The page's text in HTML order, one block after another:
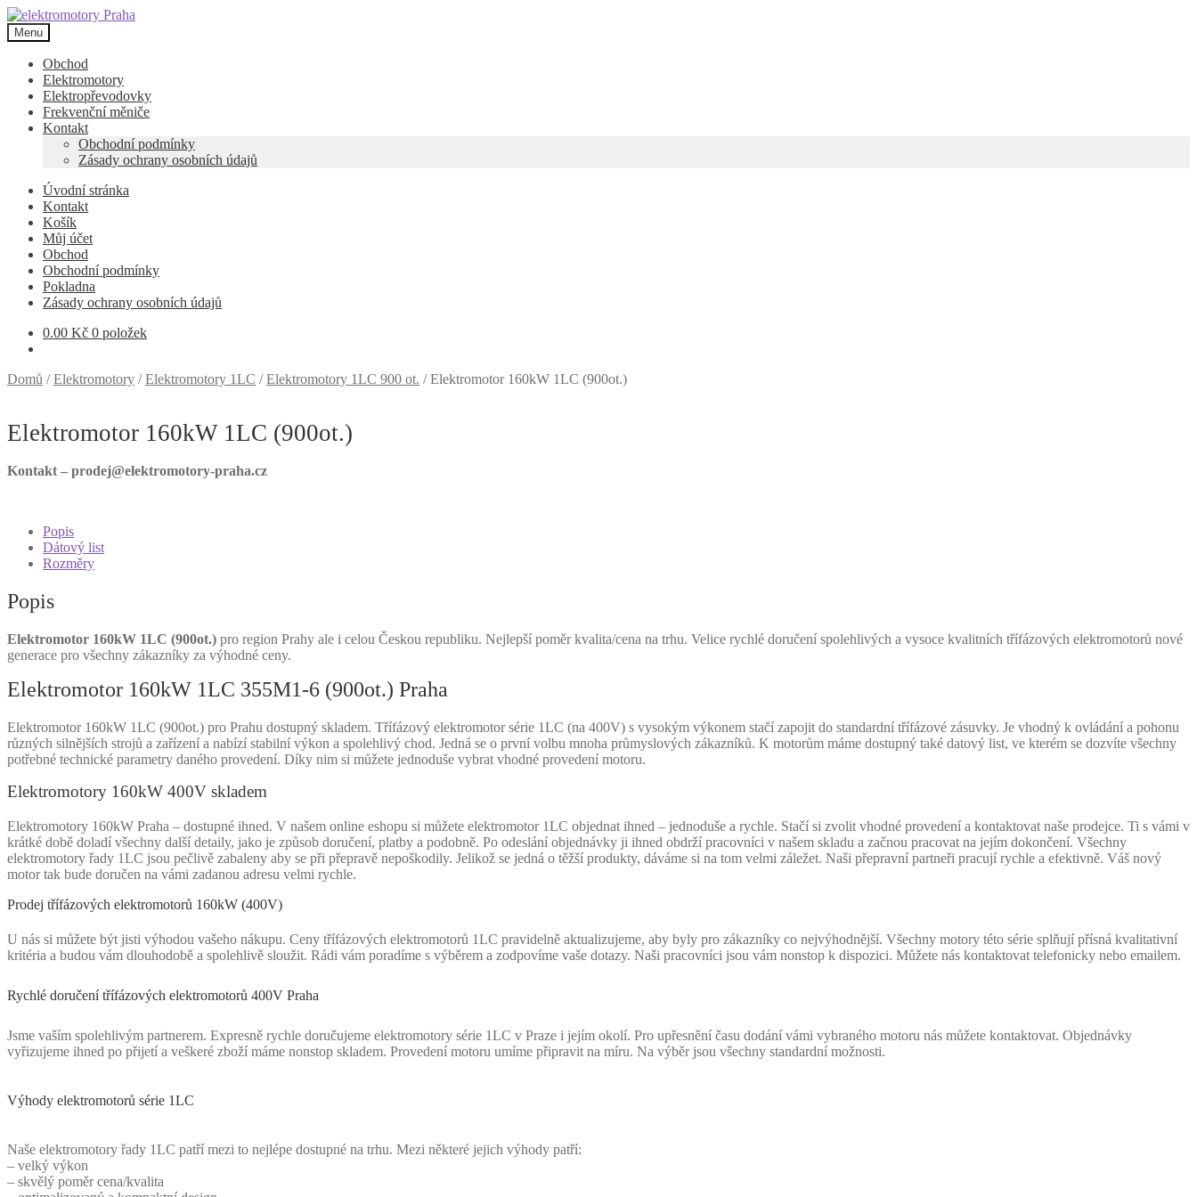
Přeskočit
na
navigaci
Přejít
k
obsahu
webu
Menu
Obchod
Elektromotory
Elektropřevodovky
Frekvenční měniče
Kontakt
Obchodní podmínky
Zásady ochrany osobních údajů
Úvodní stránka
Kontakt
Košík
Můj účet
Obchod
Obchodní podmínky
Pokladna
Zásady ochrany osobních údajů
0.00 Kč 0 položek
Domů /Elektromotory /Elektromotory 1LC /Elektromotory 1LC 900 ot. /Elektromotor 160kW 1LC (900ot.)
Elektromotor 160kW 1LC (900ot.)
Kontakt – prodej@elektromotory-praha.cz
Popis
Dátový list
Rozměry
Popis
Elektromotor 160kW 1LC (900ot.) pro region Prahy ale i celou Českou republiku. Nejlepší poměr kvalita/cena na trhu. Velice rychlé doručení spolehlivých a vysoce kvalitních třífázových elektromotorů nové
generace pro všechny zákazníky za výhodné ceny.
Elektromotor 160kW 1LC 355M1-6 (900ot.) Praha
Elektromotor 160kW 1LC (900ot.) pro Prahu dostupný skladem. Třífázový elektromotor série 1LC (na 400V) s vysokým výkonem stačí zapojit do standardní třífázové zásuvky. Je vhodný k ovládání a pohonu
různých silnějších strojů a zařízení a nabízí stabilní výkon a spolehlivý chod. Jedná se o první volbu mnoha průmyslových zákazníků. K motorům máme dostupný také datový list, ve kterém se dozvíte všechny
potřebné technické parametry daného provedení. Díky nim si můžete jednoduše vybrat vhodné provedení motoru.
Elektromotory 160kW 400V skladem
Elektromotory 160kW Praha – dostupné ihned. V našem online eshopu si můžete elektromotor 1LC objednat ihned – jednoduše a rychle. Stačí si zvolit vhodné provedení a kontaktovat naše prodejce. Ti s vámi v
krátké době doladí všechny další detaily, jako je způsob doručení, platby a podobně. Po odeslání objednávky ji ihned obdrží pracovníci v našem skladu a začnou pracovat na jejím dokončení. Všechny
elektromotory řady 1LC jsou pečlivě zabaleny aby se při přepravě nepoškodily. Jelikož se jedná o těžší produkty, dáváme si na tom velmi záležet. Naši přepravní partneři pracují rychle a efektivně. Váš nový
motor tak bude doručen na vámi zadanou adresu velmi rychle.
Prodej třífázových elektromotorů 160kW (400V)
U nás si můžete být jisti výhodou vašeho nákupu. Ceny třífázových elektromotorů 1LC pravidelně aktualizujeme, aby byly pro zákazníky co nejvýhodnější. Všechny motory této série splňují přísná kvalitativní
kritéria a budou vám dlouhodobě a spolehlivě sloužit. Rádi vám poradíme s výběrem a zodpovíme vaše dotazy. Naši pracovníci jsou vám nonstop k dispozici. Můžete nás kontaktovat telefonicky nebo emailem.
Rychlé doručení třífázových elektromotorů 400V Praha
Jsme vaším spolehlivým partnerem. Expresně rychle doručujeme elektromotory série 1LC v Praze i jejím okolí. Pro upřesnění času dodání vámi vybraného motoru nás můžete kontaktovat. Objednávky
vyřizujeme ihned po přijetí a veškeré zboží máme nonstop skladem. Provedení motoru umíme připravit na míru. Na výběr jsou všechny standardní možnosti.
Výhody elektromotorů série 1LC
Naše elektromotory řady 1LC patří mezi to nejlépe dostupné na trhu. Mezi některé jejich výhody patří:
– velký výkon
– skvělý poměr cena/kvalita